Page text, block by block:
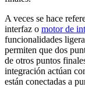
A veces se hace
interfaz o motor de
funcionalidades
permiten que dos
de otros puntos
integración actúan
están conectadas a